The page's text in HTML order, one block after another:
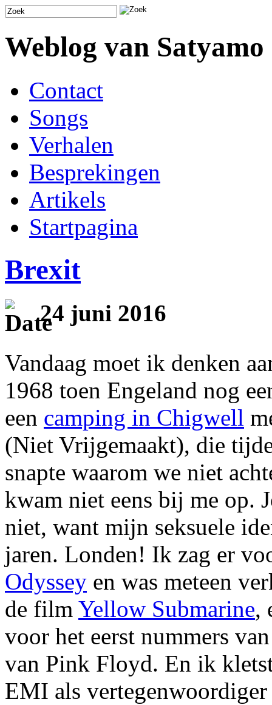
Weblog van Satyamo
Contact
Songs
Verhalen
Besprekingen
Artikels
Startpagina
Brexit
24 juni 2016
Vandaag moet ik denken
1968 toen Engeland nog
een camping in Chigwell
(Niet Vrijgemaakt), die
snapte waarom we niet
kwam niet eens bij me op.
niet, want mijn seksuele
jaren. Londen! Ik zag er
Odyssey en was meteen
de film Yellow Submarine,
voor het eerst nummers
van Pink Floyd. En ik
EMI als